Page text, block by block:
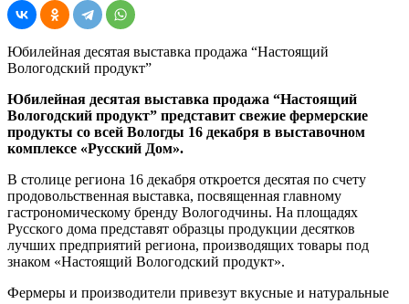
Юбилейная десятая выставка продажа “Настоящий
Вологодский продукт”
Юбилейная десятая выставка продажа “Настоящий
Вологодский продукт” представит свежие фермерские
продукты со всей Вологды 16 декабря в выставочном
комплексе «Русский Дом».
В столице региона 16 декабря откроется десятая по счету
продовольственная выставка, посвященная главному
гастрономическому бренду Вологодчины. На площадях
Русского дома представят образцы продукции десятков
лучших предприятий региона, производящих товары под
знаком «Настоящий Вологодский продукт».
Фермеры и производители привезут вкусные и натуральные